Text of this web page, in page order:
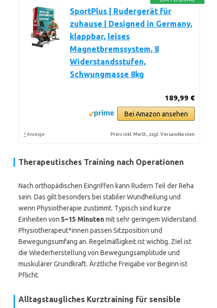
SportPlus | Rudergerät für
zuhause | Designed in Germany,
klappbar, leises
Magnetbremssystem, 8
Widerstandsstufen,
Schwungmasse 8kg
189,99 €
Bei Amazon ansehen
* Anzeige Preis inkl. MwSt., zzgl. Versandkosten
Therapeutisches Training nach Operationen
Nach orthopädischen Eingriffen kann Rudern Teil der Reha
sein. Das gilt besonders bei stabiler Wundheilung und
wenn Physiotherapie zustimmt. Typisch sind kurze
Einheiten von 5–15 Minutenmit sehr geringem Widerstand.
Physiotherapeut*innen passen Sitzposition und
Bewegungsumfang an. Regelmäßigkeit ist wichtig. Ziel ist
die Wiederherstellung von Bewegungsamplitude und
muskulärer Grundkraft. Ärztliche Freigabe vor Beginn ist
Pflicht.
Alltagstaugliches Kurztraining für sensible